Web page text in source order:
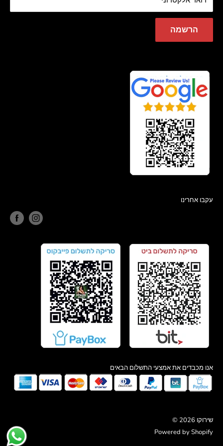
הרשמה
עקבו אחרינו
אנו מכבדים את אמצעי התשלום הבאים
© 2026 שירוקו
Powered by Shopify